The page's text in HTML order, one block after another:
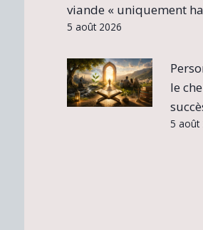
viande « uniquement
5 août 2026
le
5 août